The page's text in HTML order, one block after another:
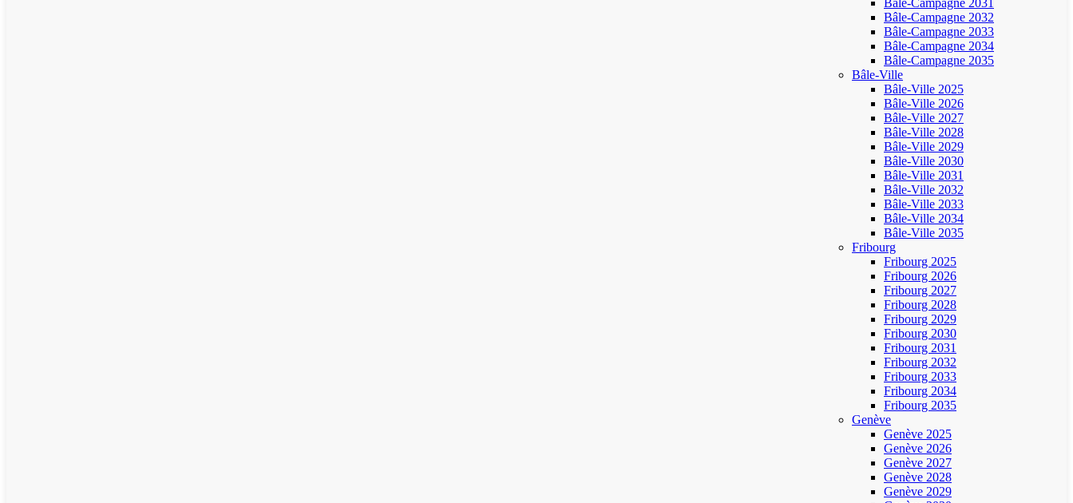
Bâle-Campagne 2031
Bâle-Campagne 2032
Bâle-Campagne 2033
Bâle-Campagne 2034
Bâle-Campagne 2035
Bâle-Ville
Bâle-Ville 2025
Bâle-Ville 2026
Bâle-Ville 2027
Bâle-Ville 2028
Bâle-Ville 2029
Bâle-Ville 2030
Bâle-Ville 2031
Bâle-Ville 2032
Bâle-Ville 2033
Bâle-Ville 2034
Bâle-Ville 2035
Fribourg
Fribourg 2025
Fribourg 2026
Fribourg 2027
Fribourg 2028
Fribourg 2029
Fribourg 2030
Fribourg 2031
Fribourg 2032
Fribourg 2033
Fribourg 2034
Fribourg 2035
Genève
Genève 2025
Genève 2026
Genève 2027
Genève 2028
Genève 2029